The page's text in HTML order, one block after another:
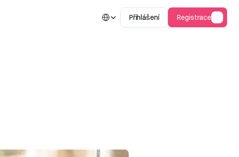
Select Language
Přihlášení Registrace